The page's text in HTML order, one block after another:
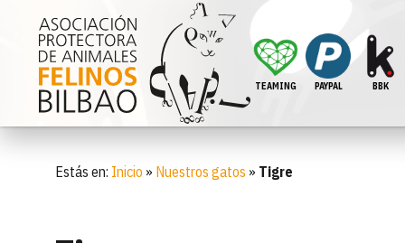
TEAMING PAYPAL BBK
Estás en: Inicio » Nuestros gatos » Tigre